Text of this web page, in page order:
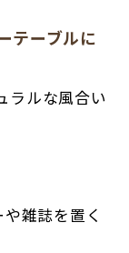
テーブルに
ラルな風合い
や雑誌を置く